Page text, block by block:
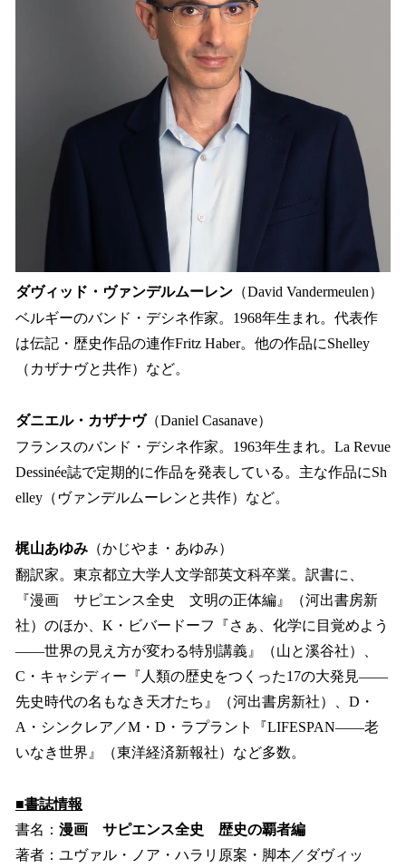
ダヴィッド・ヴァンデルムーレン （David Vandermeulen）
ベルギーのバンド・デシネ作家。1968年生まれ。代表作
は伝記・歴史作品の連作Fritz Haber。他の作品にShelley
（カザナヴと共作）など。
ダニエル・カザナヴ（Daniel Casanave）
フランスのバンド・デシネ作家。1963年生まれ。La Revue
Dessinée誌で定期的に作品を発表している。主な作品にSh
elley（ヴァンデルムーレンと共作）など。
梶山あゆみ （かじやま・あゆみ）
翻訳家。東京都立大学人文学部英文科卒業。訳書に、
『漫画 サピエンス全史 文明の正体編』（河出書房新
社）のほか、K・ビバードーフ『さぁ、化学に目覚めよう
――世界の見え方が変わる特別講義』（山と溪谷社）、
C・キャシディー『人類の歴史をつくった17の大発見――
先史時代の名もなき天才たち』（河出書房新社）、D・
A・シンクレア／M・D・ラプラント『LIFESPAN――老
いなき世界』（東洋経済新報社）など多数。
■書誌情報
書名： 漫画 サピエンス全史 歴史の覇者編
著者：ユヴァル・ノア・ハラリ原案・脚本／ダヴィッ